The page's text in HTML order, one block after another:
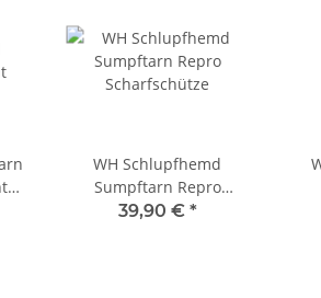
WH Schlupfhemd
Sumpftarn Repro
Scharfschütze
39,90 € *